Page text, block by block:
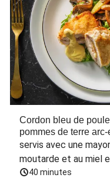
Cordon bleu de
pommes de terre arc-
servis avec une
moutarde et au miel
40 minutes